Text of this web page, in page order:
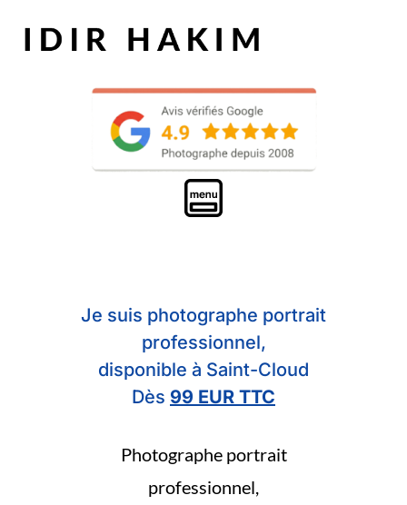
Je suis photographe portrait
professionnel,
disponible à Saint-Cloud
Dès 99 EUR TTC
Photographe portrait
professionnel,